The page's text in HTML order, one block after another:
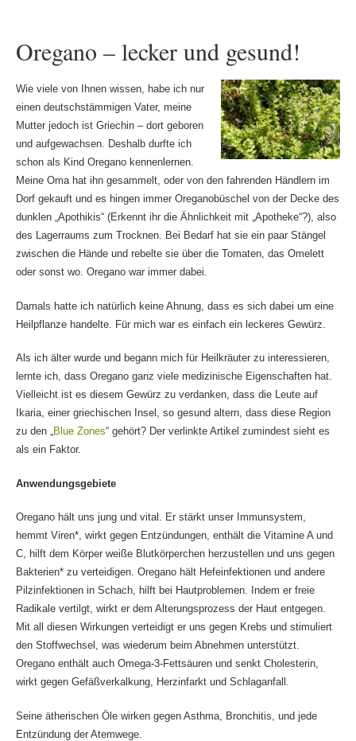
Oregano – lecker und gesund!
Wie viele von Ihnen wissen, habe ich nur
einen deutschstämmigen Vater, meine
Mutter jedoch ist Griechin – dort geboren
und aufgewachsen. Deshalb durfte ich
schon als Kind Oregano kennenlernen.
Meine Oma hat ihn gesammelt, oder von den fahrenden Händlern im
Dorf gekauft und es hingen immer Oreganobüschel von der Decke des
dunklen „Apothikis“ (Erkennt ihr die Ähnlichkeit mit „Apotheke“?), also
des Lagerraums zum Trocknen. Bei Bedarf hat sie ein paar Stängel
zwischen die Hände und rebelte sie über die Tomaten, das Omelett
oder sonst wo. Oregano war immer dabei.
Damals hatte ich natürlich keine Ahnung, dass es sich dabei um eine
Heilpflanze handelte. Für mich war es einfach ein leckeres Gewürz.
Als ich älter wurde und begann mich für Heilkräuter zu interessieren,
lernte ich, dass Oregano ganz viele medizinische Eigenschaften hat.
Vielleicht ist es diesem Gewürz zu verdanken, dass die Leute auf
Ikaria, einer griechischen Insel, so gesund altern, dass diese Region
zu den „Blue Zones“ gehört? Der verlinkte Artikel zumindest sieht es
als ein Faktor.
Anwendungsgebiete
Oregano hält uns jung und vital. Er stärkt unser Immunsystem,
hemmt Viren*, wirkt gegen Entzündungen, enthält die Vitamine A und
C, hilft dem Körper weiße Blutkörperchen herzustellen und uns gegen
Bakterien* zu verteidigen. Oregano hält Hefeinfektionen und andere
Pilzinfektionen in Schach, hilft bei Hautproblemen. Indem er freie
Radikale vertilgt, wirkt er dem Alterungsprozess der Haut entgegen.
Mit all diesen Wirkungen verteidigt er uns gegen Krebs und stimuliert
den Stoffwechsel, was wiederum beim Abnehmen unterstützt.
Oregano enthält auch Omega-3-Fettsäuren und senkt Cholesterin,
wirkt gegen Gefäßverkalkung, Herzinfarkt und Schlaganfall.
Seine ätherischen Öle wirken gegen Asthma, Bronchitis, und jede
Entzündung der Atemwege.